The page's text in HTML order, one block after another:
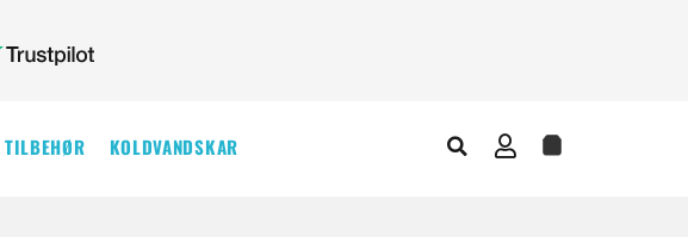
TILBEHØR KOLDVANDSKAR